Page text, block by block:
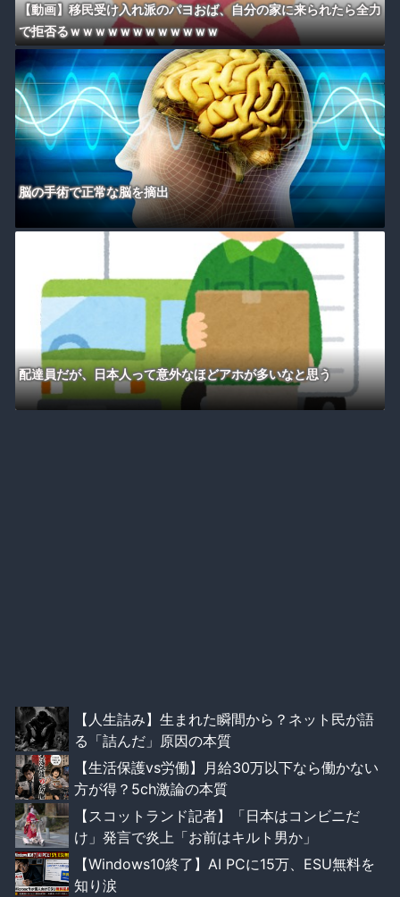
【動画】移民受け入れ派のパヨおば、自分の家に来られたら全力
で拒否るｗｗｗｗｗｗｗｗｗｗｗｗ
脳の手術で正常な脳を摘出
配達員だが、日本人って意外なほどアホが多いなと思う
【人生詰み】生まれた瞬間から？ネット民が語
る「詰んだ」原因の本質
【生活保護vs労働】月給30万以下なら働かない
方が得？5ch激論の本質
【スコットランド記者】「日本はコンビニだ
け」発言で炎上「お前はキルト男か」
【Windows10終了】AI PCに15万、ESU無料を
知り涙